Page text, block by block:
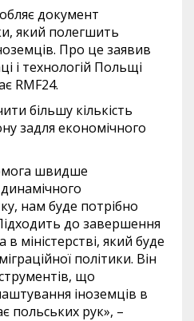
документ
який полегшить
Про це заявив
і технологій Польщі
RMF24.
більшу кількість
задля економічного
швидше
нам буде потрібно
до завершення
міністерстві, який буде
політики. Він
що
іноземців в
польських рук», –